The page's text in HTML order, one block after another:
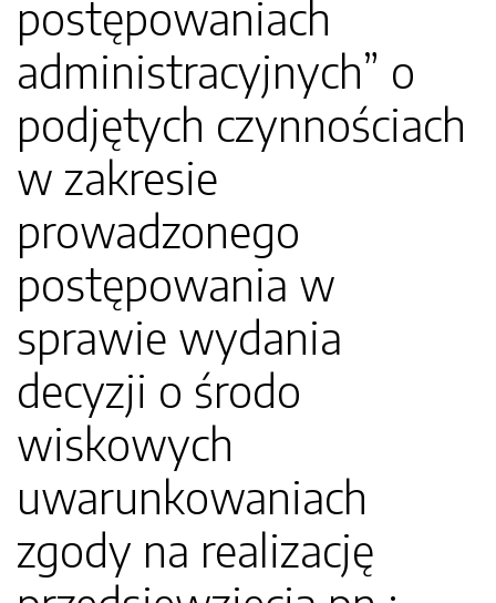
postępowaniach
administracyjnych” o
podjętych czynnościach
w zakresie
prowadzonego
postępowania w
sprawie wydania
decyzji o środo
wiskowych
uwarunkowaniach
zgody na realizację